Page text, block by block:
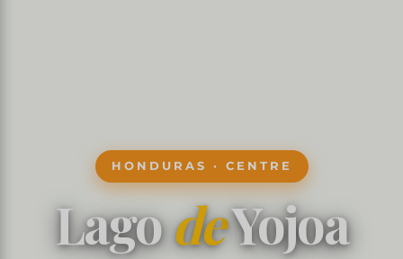
HONDURAS · CENTRE
LagodeYojoa